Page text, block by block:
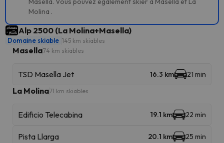
Molina .
Alp 2500 (La Molina+Masella)
Domaine skiable 145 km skiables
Masella74 km skiables
TSD Masella Jet 16.3 km 21 min
La Molina71 km skiables
Edificio Telecabina 19.1 km 22 min
Pista Llarga 20.1 km 25 min